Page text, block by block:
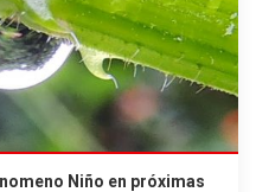
Niño en próximas